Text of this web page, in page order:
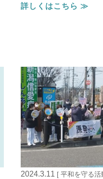
詳しくはこちら ≫
2024.3.11 [ 平和を守る活